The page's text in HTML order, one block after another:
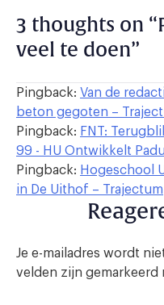
3 thoughts on “
veel te doen”
Pingback: Van de
beton gegoten –
Pingback: FNT:
99 - HU Ontwikkelt
Pingback: Hogeschool
in De Uithof – Trajectum
Je e-mailadres wordt
velden zijn gemarkeerd